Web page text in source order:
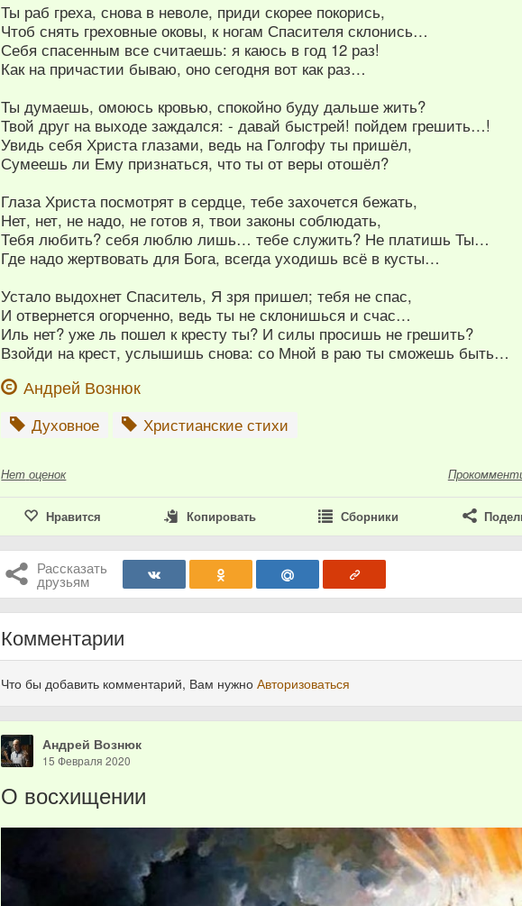
Ты раб греха, снова в неволе, приди скорее покорись,
Чтоб снять греховные оковы, к ногам Спасителя склонись…
Себя спасенным все считаешь: я каюсь в год 12 раз!
Как на причастии бываю, оно сегодня вот как раз…
Ты думаешь, омоюсь кровью, спокойно буду дальше жить?
Твой друг на выходе заждался: - давай быстрей! пойдем грешить…!
Увидь себя Христа глазами, ведь на Голгофу ты пришёл,
Сумеешь ли Ему признаться, что ты от веры отошёл?
Глаза Христа посмотрят в сердце, тебе захочется бежать,
Нет, нет, не надо, не готов я, твои законы соблюдать,
Тебя любить? себя люблю лишь… тебе служить? Не платишь Ты…
Где надо жертвовать для Бога, всегда уходишь всё в кусты…
Устало выдохнет Спаситель, Я зря пришел; тебя не спас,
И отвернется огорченно, ведь ты не склонишься и счас…
Иль нет? уже ль пошел к кресту ты? И силы просишь не грешить?
Взойди на крест, услышишь снова: со Мной в раю ты сможешь быть…
Андрей Вознюк
Духовное Христианские стихи
Нет оценок
Нравится Копировать Сборники
Рассказать
друзьям
Комментарии
Что бы добавить комментарий, Вам нужноАвторизоваться
Андрей Вознюк
15 Февраля 2020
О восхищении